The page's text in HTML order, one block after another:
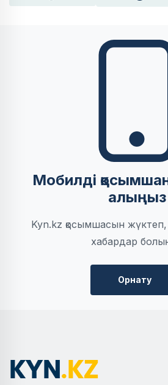
Мобилді
алыңыз
Kyn.kz қосымшасын
хабардар
Орнату